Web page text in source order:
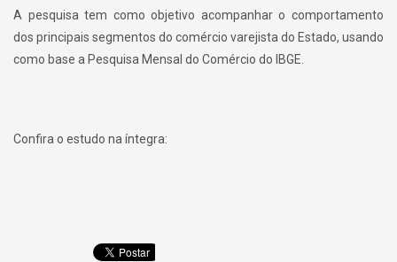
A pesquisa tem como objetivo acompanhar o comportamento
dos principais segmentos do comércio varejista do Estado, usando
como base a Pesquisa Mensal do Comércio do IBGE.
Confira o estudo na íntegra: